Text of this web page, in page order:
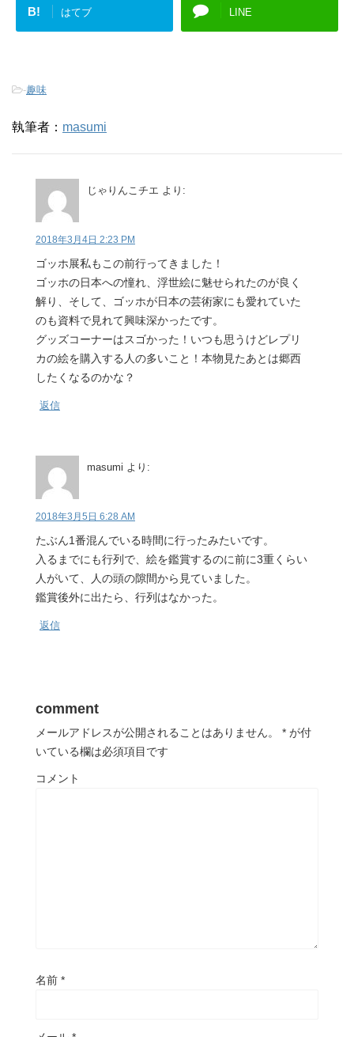
B! はてブ LINE
-趣味
執筆者： masumi
じゃりんこチエ より:
2018年3月4日 2:23 PM
ゴッホ展私もこの前行ってきました！
ゴッホの日本への憧れ、浮世絵に魅せられたのが良く
解り、そして、ゴッホが日本の芸術家にも愛れていた
のも資料で見れて興味深かったです。
グッズコーナーはスゴかった！いつも思うけどレプリ
カの絵を購入する人の多いこと！本物見たあとは郷西
したくなるのかな？
返信
masumi より:
2018年3月5日 6:28 AM
たぶん1番混んでいる時間に行ったみたいです。
入るまでにも行列で、絵を鑑賞するのに前に3重くらい
人がいて、人の頭の隙間から見ていました。
鑑賞後外に出たら、行列はなかった。
返信
comment
メールアドレスが公開されることはありません。 * が付
いている欄は必須項目です
コメント
名前 *